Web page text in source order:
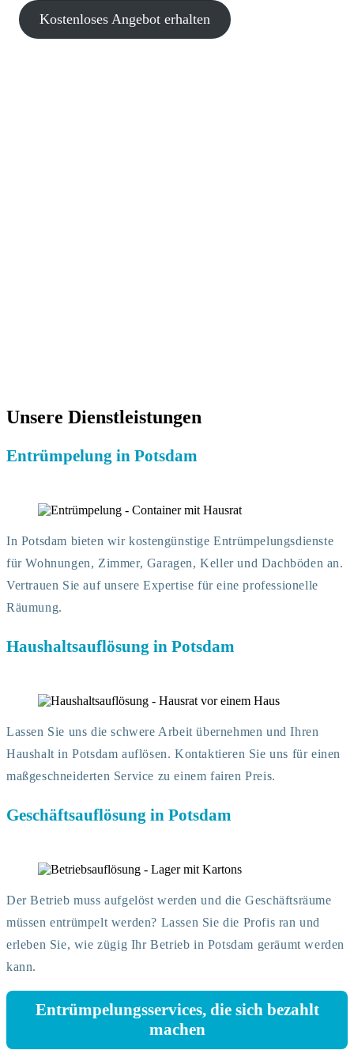
Kostenloses Angebot erhalten
Unsere Dienstleistungen
Entrümpelung in Potsdam
In Potsdam bieten wir kostengünstige Entrümpelungsdienste
für Wohnungen, Zimmer, Garagen, Keller und Dachböden an.
Vertrauen Sie auf unsere Expertise für eine professionelle
Räumung.
Haushaltsauflösung in Potsdam
Lassen Sie uns die schwere Arbeit übernehmen und Ihren
Haushalt in Potsdam auflösen. Kontaktieren Sie uns für einen
maßgeschneiderten Service zu einem fairen Preis.
Geschäftsauflösung in Potsdam
Der Betrieb muss aufgelöst werden und die Geschäftsräume
müssen entrümpelt werden? Lassen Sie die Profis ran und
erleben Sie, wie zügig Ihr Betrieb in Potsdam geräumt werden
kann.
Entrümpelungsservices, die sich bezahlt
machen